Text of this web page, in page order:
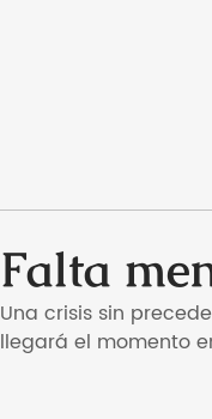
Falta
Una crisis sin
llegará el momento